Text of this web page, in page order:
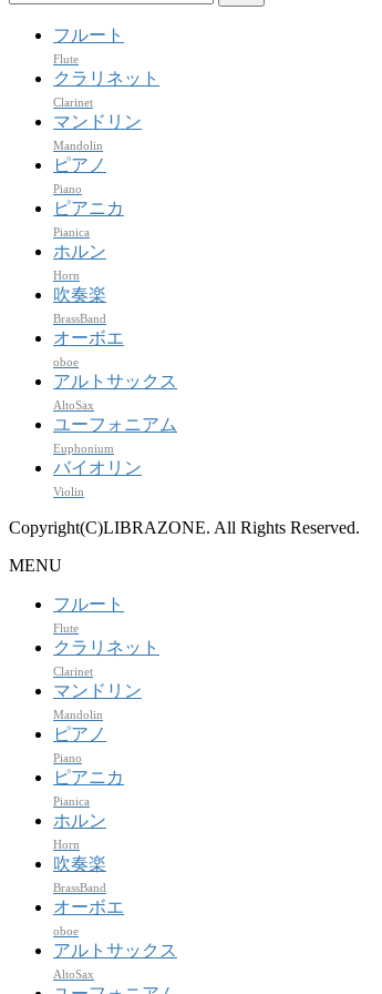
フルート
Flute
クラリネット
Clarinet
マンドリン
Mandolin
ピアノ
Piano
ピアニカ
Pianica
ホルン
Horn
吹奏楽
BrassBand
オーボエ
oboe
アルトサックス
AltoSax
ユーフォニアム
Euphonium
バイオリン
Violin
Copyright(C)LIBRAZONE. All Rights Reserved.
MENU
フルート
Flute
クラリネット
Clarinet
マンドリン
Mandolin
ピアノ
Piano
ピアニカ
Pianica
ホルン
Horn
吹奏楽
BrassBand
オーボエ
oboe
アルトサックス
AltoSax